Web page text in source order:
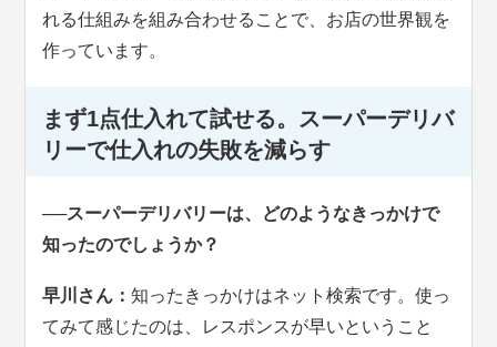
れる仕組みを組み合わせることで、お店の世界観を
作っています。
まず1点仕入れて試せる。スーパーデリバ
リーで仕入れの失敗を減らす
──スーパーデリバリーは、どのようなきっかけで
知ったのでしょうか？
早川さん：知ったきっかけはネット検索です。使っ
てみて感じたのは、レスポンスが早いということ